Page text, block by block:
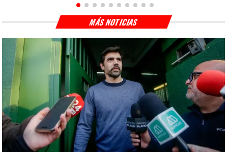
MÁS NOTICIAS